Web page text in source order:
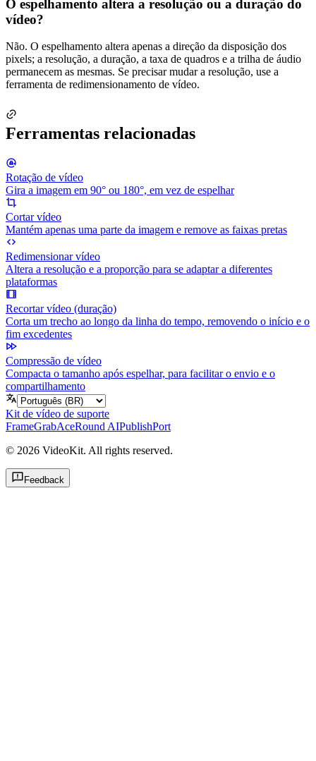
O espelhamento altera a resolução ou a duração do
vídeo?
Não. O espelhamento altera apenas a direção da disposição dos
pixels; a resolução, a duração, a taxa de quadros e a trilha de áudio
permanecem as mesmas. Se precisar mudar a resolução, use a
ferramenta de redimensionamento de vídeo.
Ferramentas relacionadas
Rotação de vídeo
Gira a imagem em 90° ou 180°, em vez de espelhar
Cortar vídeo
Mantém apenas uma parte da imagem e remove as faixas pretas
Redimensionar vídeo
Altera a resolução e a proporção para se adaptar a diferentes
plataformas
Recortar vídeo (duração)
Corta um trecho ao longo da linha do tempo, removendo o início e o
fim excedentes
Compressão de vídeo
Compacta o tamanho após espelhar, para facilitar o envio e o
compartilhamento
Kit de vídeo de suporte
FrameGrabAceRound AIPublishPort
© 2026 VideoKit. All rights reserved.
Feedback